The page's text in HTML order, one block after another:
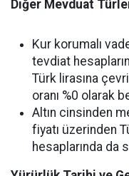
Diğer Mevduat
Kur korumalı
tevdiat
Türk lirasına
oranı %0 olarak
Altın cinsinden
fiyatı üzerinden
hesaplarında da